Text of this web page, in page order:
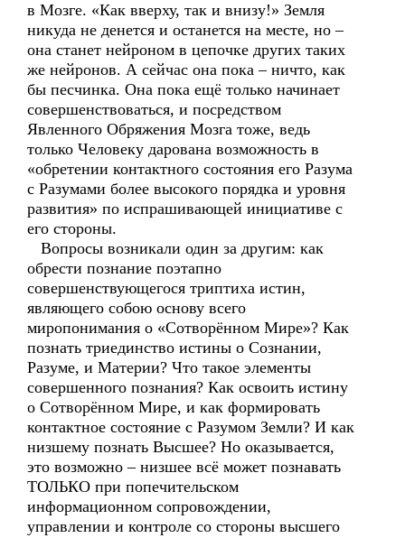
в Мозге. «Как вверху, так и внизу!» Земля
никуда не денется и останется на месте, но –
она станет нейроном в цепочке других таких
же нейронов. А сейчас она пока – ничто, как
бы песчинка. Она пока ещё только начинает
совершенствоваться, и посредством
Явленного Обряжения Мозга тоже, ведь
только Человеку дарована возможность в
«обретении контактного состояния его Разума
с Разумами более высокого порядка и уровня
развития» по испрашивающей инициативе с
его стороны.
Вопросы возникали один за другим: как
обрести познание поэтапно
совершенствующегося триптиха истин,
являющего собою основу всего
миропонимания о «Сотворённом Мире»? Как
познать триединство истины о Сознании,
Разуме, и Материи? Что такое элементы
совершенного познания? Как освоить истину
о Сотворённом Мире, и как формировать
контактное состояние с Разумом Земли? И как
низшему познать Высшее? Но оказывается,
это возможно – низшее всё может познавать
ТОЛЬКО при попечительском
информационном сопровождении,
управлении и контроле со стороны высшего